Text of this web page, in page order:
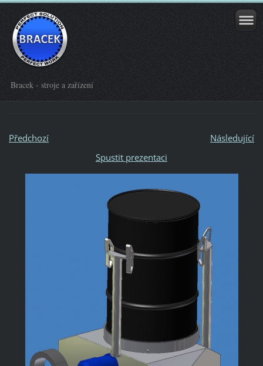
Bracek - stroje a zařízení
Předchozí
Následující
Spustit prezentaci